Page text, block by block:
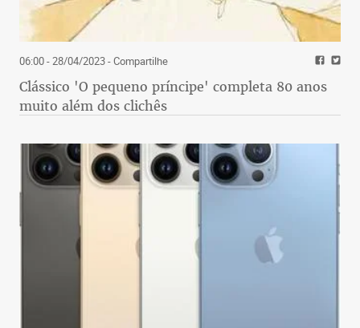
06:00 - 28/04/2023- Compartilhe
Clássico 'O pequeno príncipe' completa 80 anos
muito além dos clichês